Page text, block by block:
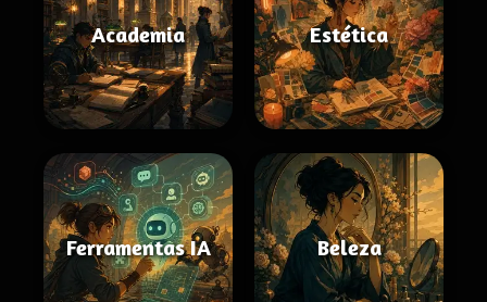
Academia Estética
Ferramentas IA Beleza